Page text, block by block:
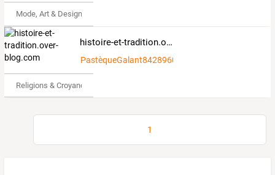
Mode, Art & Design
histoire-et-tradition.over-blog.com
PastèqueGalant8428960
Religions & Croyances
1